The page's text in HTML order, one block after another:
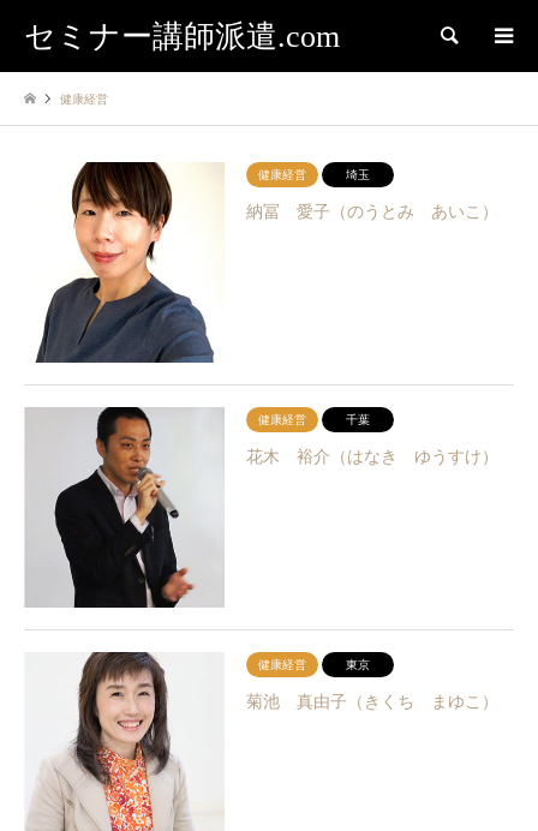
セミナー講師派遣.com 検索
健康経営
健康経営 埼玉
納冨 愛子（のうとみ あいこ）
健康経営 千葉
花木 裕介（はなき ゆうすけ）
健康経営 東京
菊池 真由子（きくち まゆこ）